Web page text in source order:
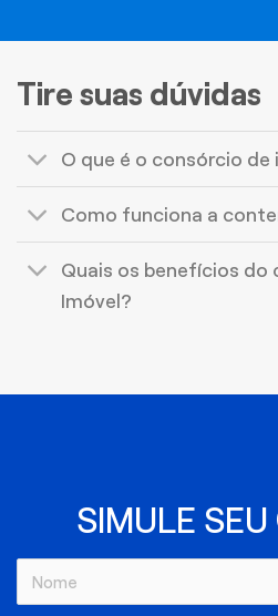
Tire suas dúvidas
O que é o consórcio de
Como funciona a
Quais os benefícios do
Imóvel?
SIMULE SEU